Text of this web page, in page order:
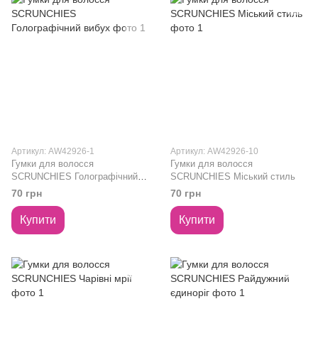
Артикул: AW42926-1
Гумки для волосся
SCRUNCHIES Голографічний
вибух
70 грн
Купити
Артикул: AW42926-10
Гумки для волосся
SCRUNCHIES Міський стиль
70 грн
Купити